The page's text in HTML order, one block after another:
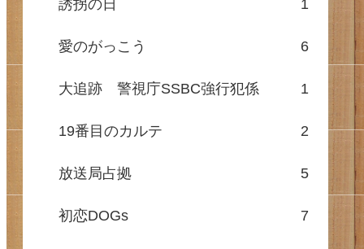
誘拐の日 1
愛のがっこう 6
大追跡 警視庁SSBC強行犯係 1
19番目のカルテ 2
放送局占拠 5
初恋DOGs 7